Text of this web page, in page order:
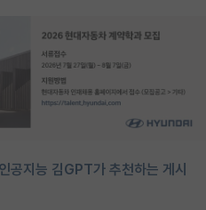
공지능 김GPT가 추천하는 게시